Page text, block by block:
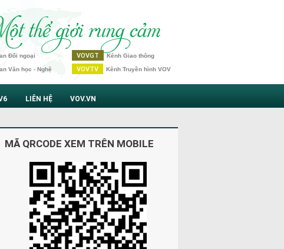
Đối ngoại
Văn học - Nghệ
VOVGT Kênh Giao thông
VOVTV Kênh Truyền hình VOV
LIÊN HỆ VOV.VN
MÃ QRCODE XEM TRÊN MOBILE